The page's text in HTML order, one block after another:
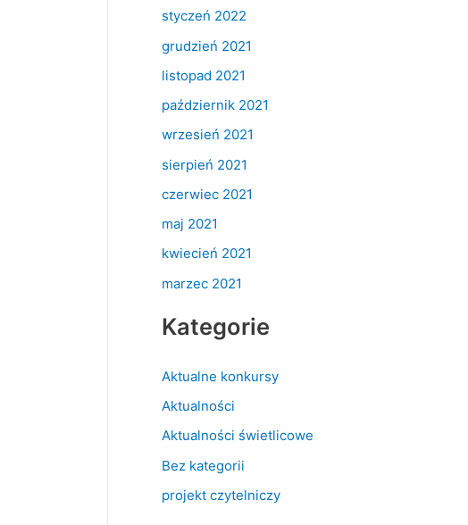
styczeń 2022
grudzień 2021
listopad 2021
październik 2021
wrzesień 2021
sierpień 2021
czerwiec 2021
maj 2021
kwiecień 2021
marzec 2021
Kategorie
Aktualne konkursy
Aktualności
Aktualności świetlicowe
Bez kategorii
projekt czytelniczy